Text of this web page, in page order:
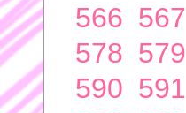
566 567
578 579
590 591